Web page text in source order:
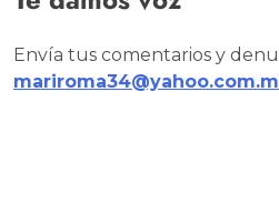
Envía tus comentarios y